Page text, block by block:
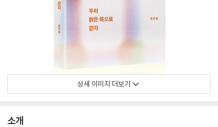
상세 이미지 더보기
소개